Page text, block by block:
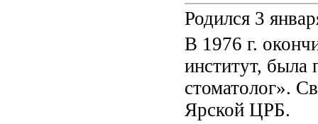
Родился 3
В 1976 г.
институт, была
стоматолог».
Ярской ЦРБ.